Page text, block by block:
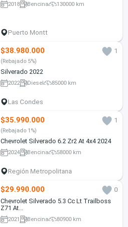
2018 Bencina 130000 km
Puerto Montt
$38.980.000 1
(Rebajado 5%)
Silverado 2022
2022 Diesel 85000 km
Las Condes
$35.990.000 1
(Rebajado 1%)
Chevrolet Silverado 6.2 Zr2 At 4x4 2024
2024 Bencina 58000 km
Región Metropolitana
$29.990.000
0
Chevrolet Silverado 5.3 Cc Lt Trailboss
Z71 At...
2021 Bencina 80900 km